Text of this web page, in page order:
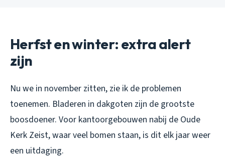
Herfst en winter: extra alert
zijn
Nu we in november zitten, zie ik de problemen
toenemen. Bladeren in dakgoten zijn de grootste
boosdoener. Voor kantoorgebouwen nabij de Oude
Kerk Zeist, waar veel bomen staan, is dit elk jaar weer
een uitdaging.